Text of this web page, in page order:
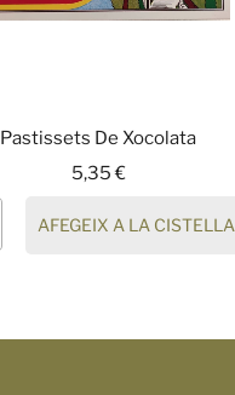
Pastissets De Xocolata
5,35€
AFEGEIX A LA CISTELLA